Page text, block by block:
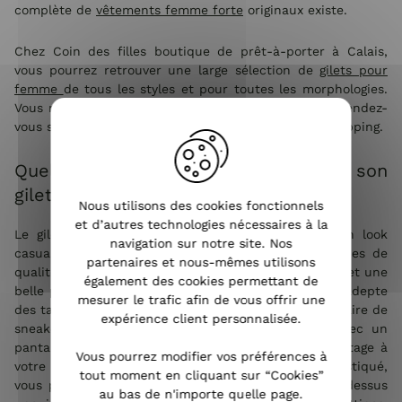
complète de vêtements femme forte originaux existe.
Chez Coin des filles boutique de prêt-à-porter à Calais,
vous pourrez retrouver une large sélection de gilets pour
femme de tous les styles et pour toutes les morphologies.
Vous ne pouvez pas vous déplacer jusqu'à Calais ? Rendez-
vous sur notre boutique en ligne pour faire votre shopping.
Quelques conseils pour bien porter son
gilet et être à la pointe de la mode
Le gilet pour femme se porte avec tout ! Pour un look
casual, l'idéal est de l'associer à des beaux basiques de
qualité : un jean taille haute, une jolie blouse fluide et une
belle paire de bottines à talons. Si vous n'êtes pas adepte
des talons, vous pouvez tout à fait opter pour une paire de
sneakers ou des mocassins. Associer votre gilet avec un
pantalon patte d'eph donnera un petit côté très vintage à
votre tenue. Si vous souhaitez un look plus sophistiqué,
vous pouvez choisir de porter un gilet mi-long par-dessus
Nous utilisons des cookies fonctionnels
et d’autres technologies nécessaires à la
navigation sur notre site. Nos
partenaires et nous-mêmes utilisons
également des cookies permettant de
mesurer le trafic afin de vous offrir une
expérience client personnalisée.
Vous pourrez modifier vos préférences à
tout moment en cliquant sur “Cookies”
au bas de n'importe quelle page.